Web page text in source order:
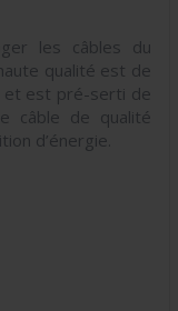
les câbles du
qualité est de
et est pré-serti de
câble de qualité
d’énergie.